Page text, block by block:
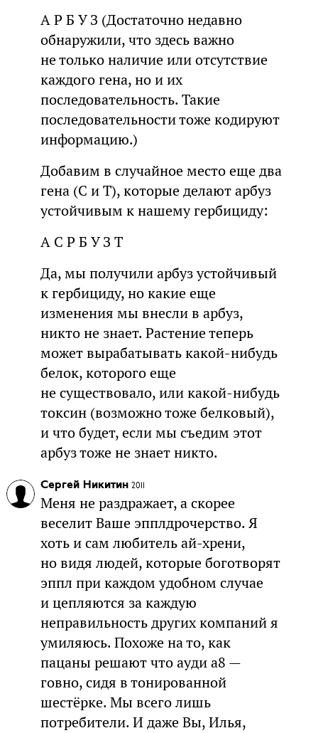
А Р Б У З (Достаточно недавно
обнаружили, что здесь важно
не только наличие или отсутствие
каждого гена, но и их
последовательность. Такие
последовательности тоже кодируют
информацию.)
Добавим в случайное место еще два
гена (С и Т), которые делают арбуз
устойчивым к нашему гербициду:
А С Р Б У З Т
Да, мы получили арбуз устойчивый
к гербициду, но какие еще
изменения мы внесли в арбуз,
никто не знает. Растение теперь
может вырабатывать какой-нибудь
белок, которого еще
не существовало, или какой-нибудь
токсин (возможно тоже белковый),
и что будет, если мы съедим этот
арбуз тоже не знает никто.
Сергей Никитин 2011
Меня не раздражает, а скорее
веселит Ваше эпплдрочерство. Я
хоть и сам любитель ай-хрени,
но видя людей, которые боготворят
эппл при каждом удобном случае
и цепляются за каждую
неправильность других компаний я
умиляюсь. Похоже на то, как
пацаны решают что ауди а8 —
говно, сидя в тонированной
шестёрке. Мы всего лишь
потребители. И даже Вы, Илья,